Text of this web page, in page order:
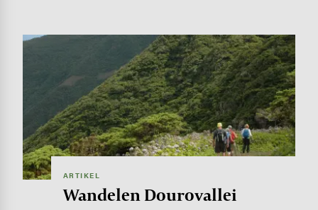
Image
ARTIKEL
Wandelen Dourovallei